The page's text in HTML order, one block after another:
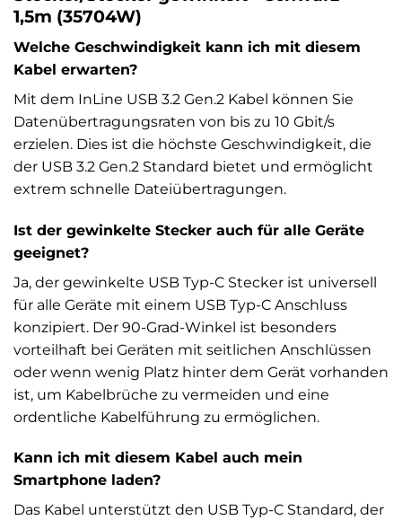
1,5m (35704W)
Welche Geschwindigkeit kann ich mit diesem
Kabel erwarten?
Mit dem InLine USB 3.2 Gen.2 Kabel können Sie
Datenübertragungsraten von bis zu 10 Gbit/s
erzielen. Dies ist die höchste Geschwindigkeit, die
der USB 3.2 Gen.2 Standard bietet und ermöglicht
extrem schnelle Dateiübertragungen.
Ist der gewinkelte Stecker auch für alle Geräte
geeignet?
Ja, der gewinkelte USB Typ-C Stecker ist universell
für alle Geräte mit einem USB Typ-C Anschluss
konzipiert. Der 90-Grad-Winkel ist besonders
vorteilhaft bei Geräten mit seitlichen Anschlüssen
oder wenn wenig Platz hinter dem Gerät vorhanden
ist, um Kabelbrüche zu vermeiden und eine
ordentliche Kabelführung zu ermöglichen.
Kann ich mit diesem Kabel auch mein
Smartphone laden?
Das Kabel unterstützt den USB Typ-C Standard, der